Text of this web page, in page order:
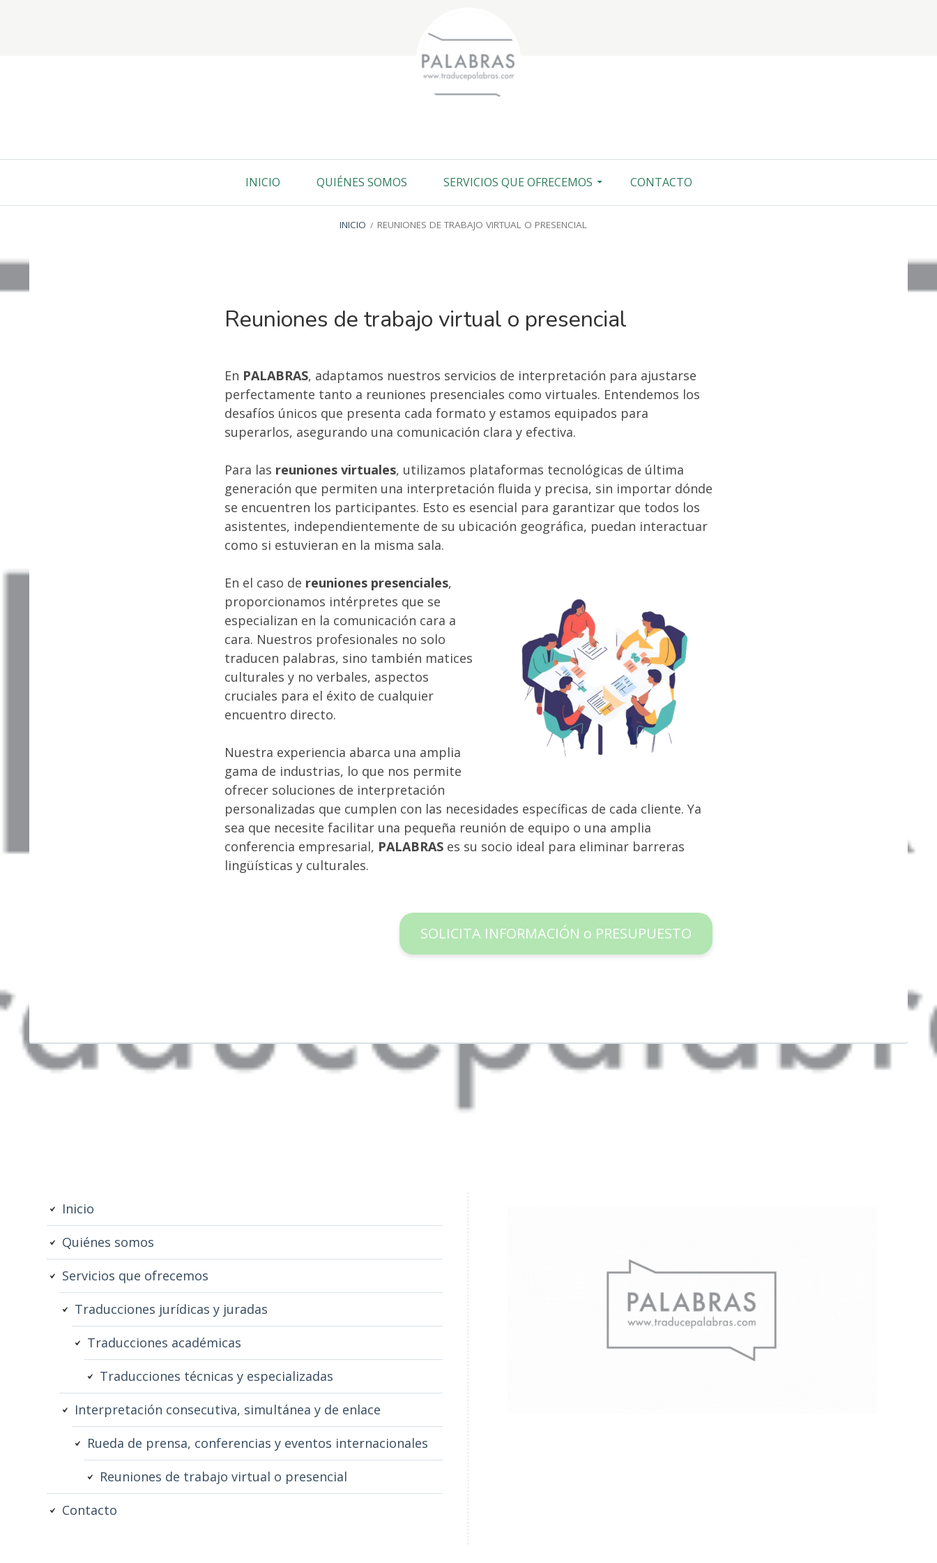
PALABRAS
Primario
INICIO QUIÉNES SOMOS SERVICIOS QUE OFRECEMOS CONTACTO
INICIO REUNIONES DE TRABAJO VIRTUAL O PRESENCIAL
Reuniones de trabajo virtual o presencial
En PALABRAS, adaptamos nuestros servicios de interpretación para ajustarse
perfectamente tanto a reuniones presenciales como virtuales. Entendemos los
desafíos únicos que presenta cada formato y estamos equipados para
superarlos, asegurando una comunicación clara y efectiva.
Para las reuniones virtuales, utilizamos plataformas tecnológicas de última
generación que permiten una interpretación fluida y precisa, sin importar dónde
se encuentren los participantes. Esto es esencial para garantizar que todos los
asistentes, independientemente de su ubicación geográfica, puedan interactuar
como si estuvieran en la misma sala.
En el caso de reuniones presenciales,
proporcionamos intérpretes que se
especializan en la comunicación cara a
cara. Nuestros profesionales no solo
traducen palabras, sino también matices
culturales y no verbales, aspectos
cruciales para el éxito de cualquier
encuentro directo.
Nuestra experiencia abarca una amplia
gama de industrias, lo que nos permite
ofrecer soluciones de interpretación
personalizadas que cumplen con las necesidades específicas de cada cliente. Ya
sea que necesite facilitar una pequeña reunión de equipo o una amplia
conferencia empresarial, PALABRAS es su socio ideal para eliminar barreras
lingüísticas y culturales.
SOLICITA INFORMACIÓN o PRESUPUESTO
Barra
lateral
subsidiaria
Inicio
Quiénes somos
Servicios que ofrecemos
Traducciones jurídicas y juradas
Traducciones académicas
Traducciones técnicas y especializadas
Interpretación consecutiva, simultánea y de enlace
Rueda de prensa, conferencias y eventos internacionales
Reuniones de trabajo virtual o presencial
Contacto